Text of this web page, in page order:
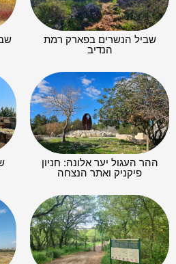
שביל הנשרים בפארק רמת
הנדיב
ההר העגול יער אלונה: חניון
פיקניק ואתר הנצחה